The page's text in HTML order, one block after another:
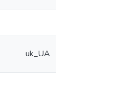
uk_UA